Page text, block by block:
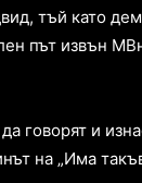
тъй като
път извън
говорят и
на „Има